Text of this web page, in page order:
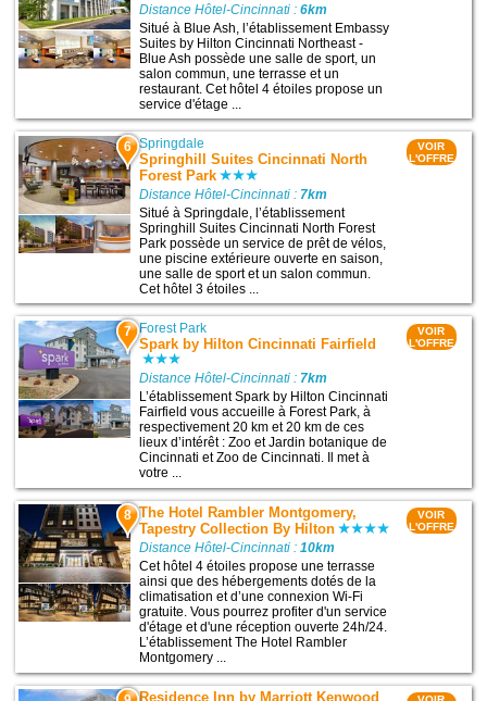
Distance Hôtel-Cincinnati :6km
Situé à Blue Ash, l’établissement Embassy
Suites by Hilton Cincinnati Northeast -
Blue Ash possède une salle de sport, un
salon commun, une terrasse et un
restaurant. Cet hôtel 4 étoiles propose un
service d'étage ...
6 Springdale
Springhill Suites Cincinnati North
Forest Park
Distance Hôtel-Cincinnati : 7km
Situé à Springdale, l’établissement
Springhill Suites Cincinnati North Forest
Park possède un service de prêt de vélos,
une piscine extérieure ouverte en saison,
une salle de sport et un salon commun.
Cet hôtel 3 étoiles ...
VOIR
L'OFFRE
7 Forest Park
Spark by Hilton Cincinnati Fairfield
Distance Hôtel-Cincinnati : 7km
L’établissement Spark by Hilton Cincinnati
Fairfield vous accueille à Forest Park, à
respectivement 20 km et 20 km de ces
lieux d’intérêt : Zoo et Jardin botanique de
Cincinnati et Zoo de Cincinnati. Il met à
votre ...
VOIR
L'OFFRE
8 The Hotel Rambler Montgomery,
Tapestry Collection By Hilton
Distance Hôtel-Cincinnati :10km
Cet hôtel 4 étoiles propose une terrasse
ainsi que des hébergements dotés de la
climatisation et d’une connexion Wi-Fi
gratuite. Vous pourrez profiter d'un service
d'étage et d'une réception ouverte 24h/24.
L’établissement The Hotel Rambler
Montgomery ...
VOIR
L'OFFRE
Residence Inn by Marriott Kenwood